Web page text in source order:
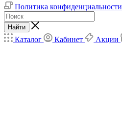
Политика конфиденциальности
Найти
Каталог Кабинет Акции